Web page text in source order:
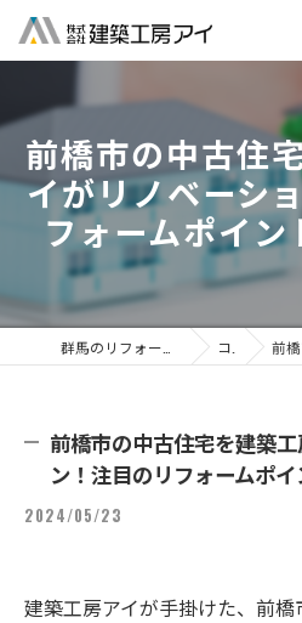
前橋市の中古住
イがリノベーシ
フォームポイ
コラム 前橋市の
前橋市の中古住宅を建築
ン！注目のリフォームポ
2024/05/23
建築工房アイが手掛けた、前